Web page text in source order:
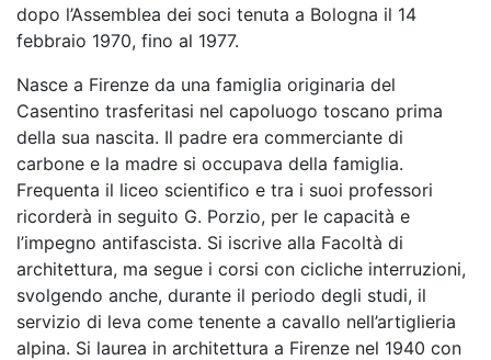
dopo l’Assemblea dei soci tenuta a Bologna il 14
febbraio 1970, fino al 1977.
Nasce a Firenze da una famiglia originaria del
Casentino trasferitasi nel capoluogo toscano prima
della sua nascita. Il padre era commerciante di
carbone e la madre si occupava della famiglia.
Frequenta il liceo scientifico e tra i suoi professori
ricorderà in seguito G. Porzio, per le capacità e
l’impegno antifascista. Si iscrive alla Facoltà di
architettura, ma segue i corsi con cicliche interruzioni,
svolgendo anche, durante il periodo degli studi, il
servizio di leva come tenente a cavallo nell’artiglieria
alpina. Si laurea in architettura a Firenze nel 1940 con